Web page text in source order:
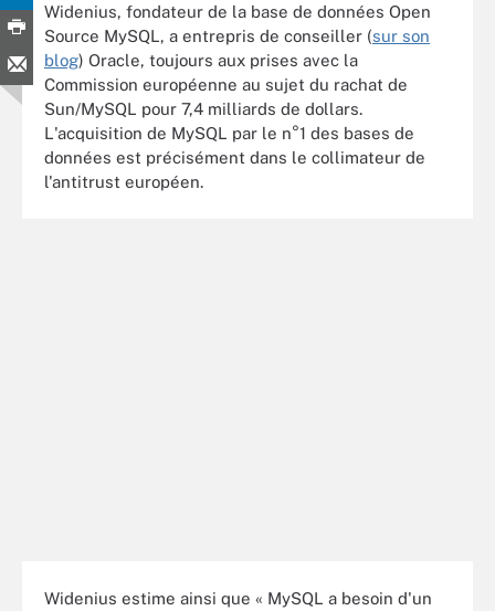
Widenius, fondateur de la base de données Open
Source MySQL, a entrepris de conseiller (sur son
blog) Oracle, toujours aux prises avec la
Commission européenne au sujet du rachat de
Sun/MySQL pour 7,4 milliards de dollars.
L'acquisition de MySQL par le n°1 des bases de
données est précisément dans le collimateur de
l'antitrust européen.
Widenius estime ainsi que « MySQL a besoin d'un